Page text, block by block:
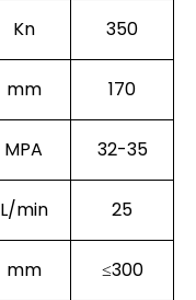
Kn 350
mm 170
MPA 32-35
L/min 25
mm
≤300